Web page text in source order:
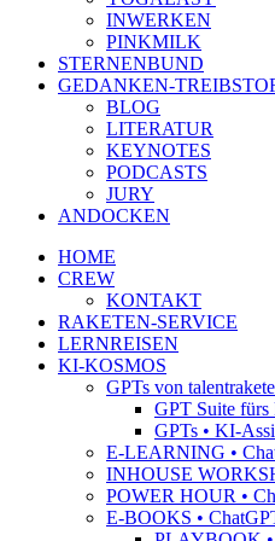
INWERKEN
PINKMILK
STERNENBUND
GEDANKEN-
BLOG
LITERATUR
KEYNOTES
PODCASTS
JURY
ANDOCKEN
HOME
CREW
KONTAKT
RAKETEN-SERVICE
LERNREISEN
KI-KOSMOS
GPTs von
GPT Suite
GPTs • KI-
E-LEARNING •
INHOUSE
POWER HOUR •
E-BOOKS •